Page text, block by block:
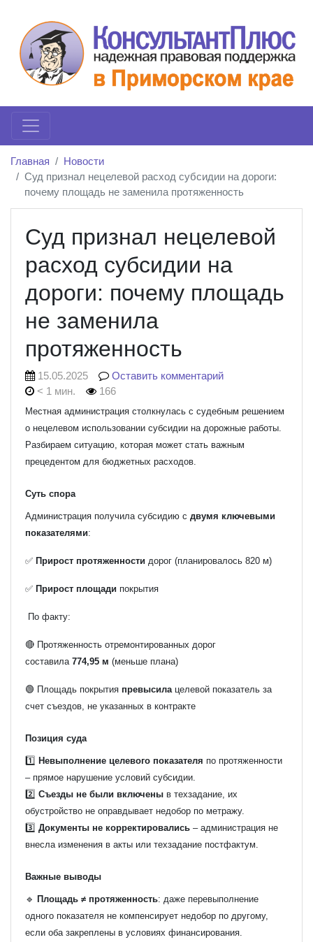
Главная
Новости
Суд признал нецелевой расход субсидии на дороги:
почему площадь не заменила протяженность
Суд признал нецелевой
расход субсидии на
дороги: почему площадь
не заменила
протяженность
15.05.2025
Оставить комментарий
< 1 мин.
166
Местная администрация столкнулась с судебным решением
о нецелевом использовании субсидии на дорожные работы.
Разбираем ситуацию, которая может стать важным
прецедентом для бюджетных расходов.
Суть спора
Администрация получила субсидию с двумя ключевыми
показателями:
✅ Прирост протяженности дорог (планировалось 820 м)
✅ Прирост площади покрытия
По факту:
🔴 Протяженность отремонтированных дорог
составила 774,95 м (меньше плана)
🟢 Площадь покрытия превысила целевой показатель за
счет съездов, не указанных в контракте
Позиция суда
1️⃣ Невыполнение целевого показателя по протяженности
– прямое нарушение условий субсидии.
2️⃣ Съезды не были включены в техзадание, их
обустройство не оправдывает недобор по метражу.
3️⃣ Документы не корректировались – администрация не
внесла изменения в акты или техзадание постфактум.
Важные выводы
🔹 Площадь ≠ протяженность: даже перевыполнение
одного показателя не компенсирует недобор по другому,
если оба закреплены в условиях финансирования.